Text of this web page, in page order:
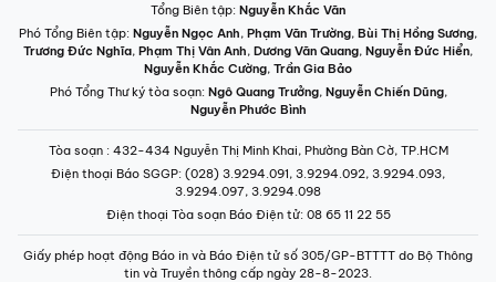
Tổng Biên tập: Nguyễn Khắc Văn
Phó Tổng Biên tập: Nguyễn Ngọc Anh, Phạm Văn Trường, Bùi Thị Hồng Sương,
Trương Đức Nghĩa, Phạm Thị Vân Anh, Dương Văn Quang, Nguyễn Đức Hiển,
Nguyễn Khắc Cường, Trần Gia Bảo
Phó Tổng Thư ký tòa soạn: Ngô Quang Trưởng, Nguyễn Chiến Dũng,
Nguyễn Phước Bình
Tòa soạn : 432-434 Nguyễn Thị Minh Khai, Phường Bàn Cờ, TP.HCM
Điện thoại Báo SGGP: (028) 3.9294.091, 3.9294.092, 3.9294.093,
3.9294.097, 3.9294.098
Điện thoại Tòa soạn Báo Điện tử: 08 65 11 22 55
Giấy phép hoạt động Báo in và Báo Điện tử số 305/GP-BTTTT do Bộ Thông
tin và Truyền thông cấp ngày 28-8-2023.